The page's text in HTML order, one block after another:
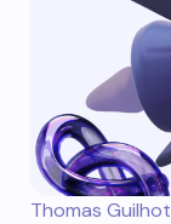
Thomas Guilhot